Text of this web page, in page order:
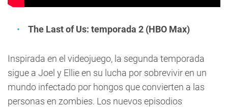
The Last of Us: temporada 2 (HBO Max)
Inspirada en el videojuego, la segunda temporada
sigue a Joel y Ellie en su lucha por sobrevivir en un
mundo infectado por hongos que convierten a las
personas en zombies. Los nuevos episodios